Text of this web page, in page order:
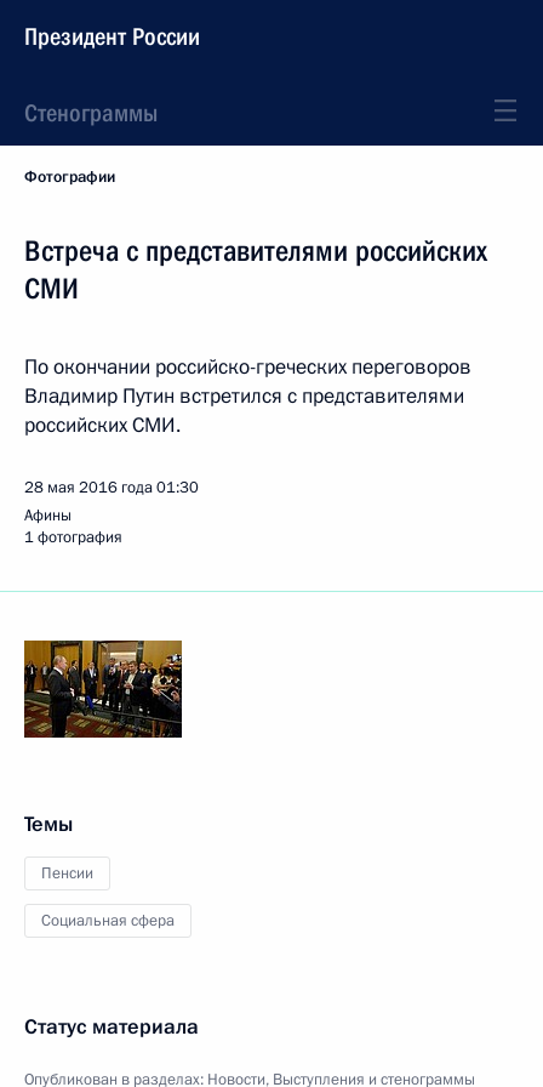
Президент России
Стенограммы
Фотографии
Встреча с представителями российских
СМИ
По окончании российско-греческих переговоров
Владимир Путин встретился с представителями
российских СМИ.
28 мая 2016 года01:30
Афины
1 фотография
Темы
Пенсии
Социальная сфера
Статус материала
Опубликован в разделах: Новости, Выступления и стенограммы